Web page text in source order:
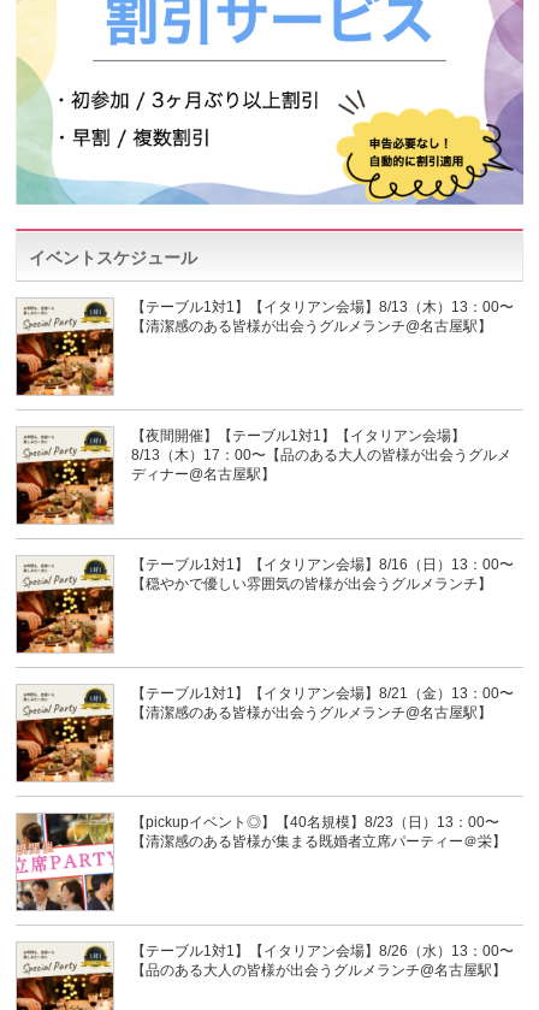
イベントスケジュール
【テーブル1対1】【イタリアン会場】8/13（木）13：00〜
【清潔感のある皆様が出会うグルメランチ@名古屋駅】
【夜間開催】【テーブル1対1】【イタリアン会場】
8/13（木）17：00〜【品のある大人の皆様が出会うグルメ
ディナー@名古屋駅】
【テーブル1対1】【イタリアン会場】8/16（日）13：00〜
【穏やかで優しい雰囲気の皆様が出会うグルメランチ】
【テーブル1対1】【イタリアン会場】8/21（金）13：00〜
【清潔感のある皆様が出会うグルメランチ@名古屋駅】
【pickupイベント◎】【40名規模】8/23（日）13：00〜
【清潔感のある皆様が集まる既婚者立席パーティー＠栄】
【テーブル1対1】【イタリアン会場】8/26（水）13：00〜
【品のある大人の皆様が出会うグルメランチ@名古屋駅】